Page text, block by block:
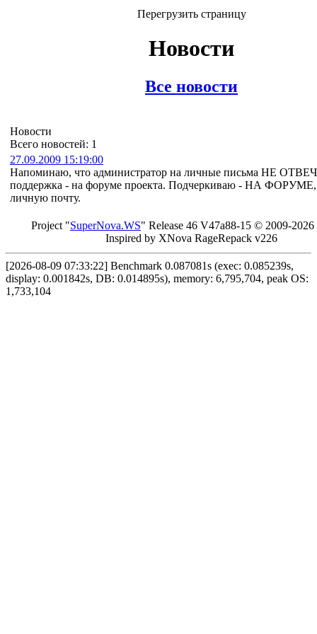
Перегрузить страницу
Новости
Все новости
Новости
Всего новостей: 1
27.09.2009 15:19:00
Напоминаю, что администратор на личные письма НЕ
поддержка - на форуме проекта. Подчеркиваю - НА ФОРУМЕ,
личную почту.
Project "SuperNova.WS" Release 46 V47a88-15 © 2009-2026
Inspired by XNova RageRepack v226
[2026-08-09 07:33:22] Benchmark 0.087081s (exec: 0.085239s,
display: 0.001842s, DB: 0.014895s), memory: 6,795,704, peak OS:
1,733,104